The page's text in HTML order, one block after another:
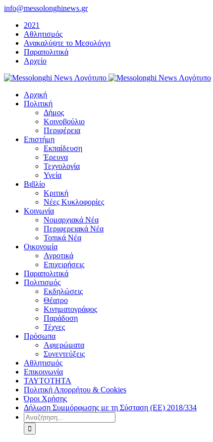
Μετάβαση
περιεχόμενο
info@messolonghinews.gr
2021
Αθλητισμός
Ανακαλύψτε το Μεσολόγγι
Παραπολιτικά
Αρχείο
Αρχική
Πολιτική
Δήμος
Κοινοβούλιο
Περιφέρεια
Επιστήμη
Εκπαίδευση
Έρευνα
Τεχνολογία
Υγεία
Βιβλίο
Κριτική
Νέες Κυκλοφορίες
Κοινωνία
Νομαρχιακά Νέα
Περιφερειακά Νέα
Τοπικά Νέα
Οικονομία
Αγροτικά
Επιχειρήσεις
Παραπολιτικά
Πολιτισμός
Εκδηλώσεις
Θέατρο
Κινηματογράφος
Παράδοση
Τέχνες
Πρόσωπα
Αφιερώματα
Συνεντεύξεις
Αθλητισμός
Επικοινωνία
ΤΑΥΤΟΤΗΤΑ
Πολιτική Απορρήτου & Cookies
Όροι Χρήσης
Δήλωση Συμμόρφωσης με τη Σύσταση (ΕΕ) 2018/334
Αναζήτηση
για: